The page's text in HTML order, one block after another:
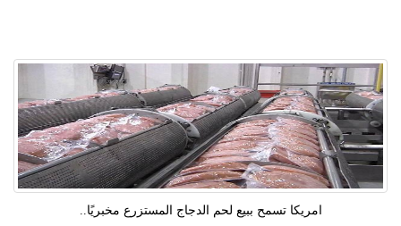
امريكا تسمح ببيع لحم الدجاج المستزرع مخبريًا..